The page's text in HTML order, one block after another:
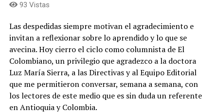
93 Vistas
Las despedidas siempre motivan el agradecimiento e
invitan a reflexionar sobre lo aprendido y lo que se
avecina. Hoy cierro el ciclo como columnista de El
Colombiano, un privilegio que agradezco a la doctora
Luz María Sierra, a las Directivas y al Equipo Editorial
que me permitieron conversar, semana a semana, con
los lectores de este medio que es sin duda un referente
en Antioquia y Colombia.